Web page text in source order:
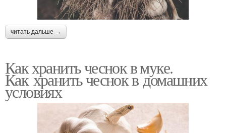
читать дальше →
Как хранить чеснок в муке.
Как хранить чеснок в домашних
условиях